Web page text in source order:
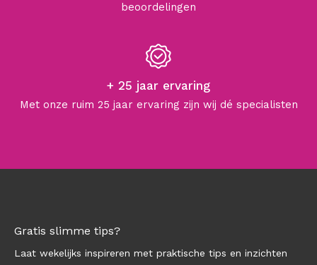
beoordelingen
+ 25 jaar ervaring
Met onze ruim 25 jaar ervaring zijn wij dé specialisten
Gratis slimme tips?
Laat wekelijks inspireren met praktische tips en inzichten